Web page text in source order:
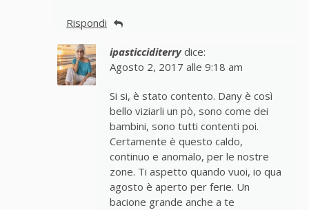
Rispondi
ipasticciditerry dice:
Agosto 2, 2017 alle 9:18 am
Si si, è stato contento. Dany è così
bello viziarli un pò, sono come dei
bambini, sono tutti contenti poi.
Certamente è questo caldo,
continuo e anomalo, per le nostre
zone. Ti aspetto quando vuoi, io qua
agosto è aperto per ferie. Un
bacione grande anche a te